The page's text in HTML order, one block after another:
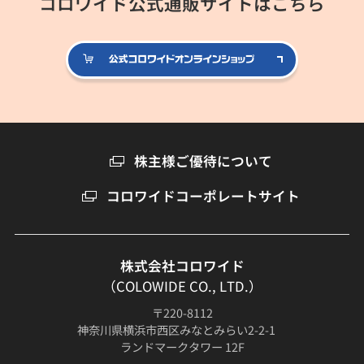
公式コロ
株主様ご優待について
コロワイドコーポレートサイト
株式会社コロワイド
（COLOWIDE CO., LTD.）
〒220-8112
神奈川県横浜市西区みなとみらい2-2-1
ランドマークタワー 12F